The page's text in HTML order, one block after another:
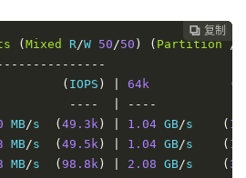
 复制
 复制
 复制
( Mixed R /W 50 /50 ) ( Partition /
( IOPS ) 64k (
---- ----
MB/s ( 49.3k ) 1.04 GB/s (
MB/s ( 49.5k ) 1.04 GB/s (
MB/s ( 98.8k ) 2.08 GB/s (